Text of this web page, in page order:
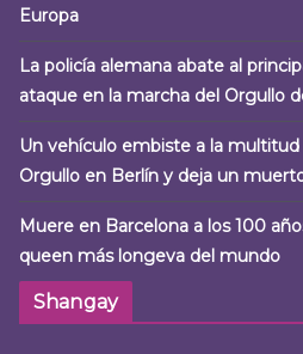
Europa
La policía alemana abate al
ataque en la marcha del Orgullo
Un vehículo embiste a la
Orgullo en Berlín y deja un
Muere en Barcelona a los 100
queen más longeva del mundo
Shangay